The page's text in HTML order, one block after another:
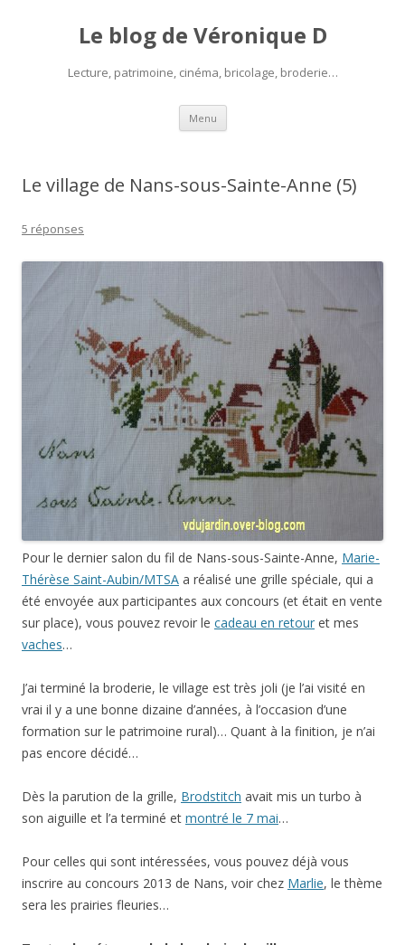
Le blog de Véronique D
Lecture, patrimoine, cinéma, bricolage, broderie…
Menu Aller
contenu
Le village de Nans-sous-Sainte-Anne (5)
5 réponses
Pour le dernier salon du fil de Nans-sous-Sainte-Anne, Marie-
Thérèse Saint-Aubin/MTSA a réalisé une grille spéciale, qui a
été envoyée aux participantes aux concours (et était en vente
sur place), vous pouvez revoir le cadeau en retour et mes
vaches…
J’ai terminé la broderie, le village est très joli (je l’ai visité en
vrai il y a une bonne dizaine d’années, à l’occasion d’une
formation sur le patrimoine rural)… Quant à la finition, je n’ai
pas encore décidé…
Dès la parution de la grille, Brodstitch avait mis un turbo à
son aiguille et l’a terminé et montré le 7 mai…
Pour celles qui sont intéressées, vous pouvez déjà vous
inscrire au concours 2013 de Nans, voir chez Marlie, le thème
sera les prairies fleuries…